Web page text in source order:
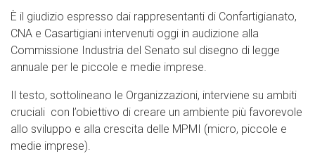
È il giudizio espresso dai rappresentanti di Confartigianato,
CNA e Casartigiani intervenuti oggi in audizione alla
Commissione Industria del Senato sul disegno di legge
annuale per le piccole e medie imprese.
Il testo, sottolineano le Organizzazioni, interviene su ambiti
cruciali con l’obiettivo di creare un ambiente più favorevole
allo sviluppo e alla crescita delle MPMI (micro, piccole e
medie imprese).